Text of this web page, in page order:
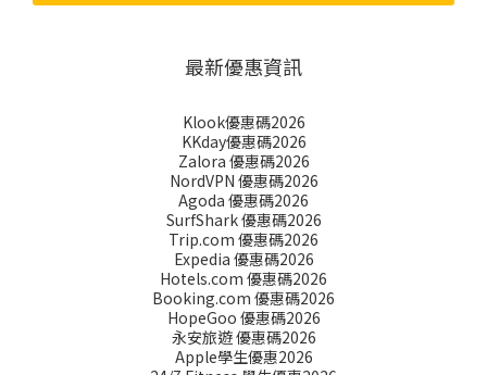
最新優惠資訊
Klook優惠碼2026
KKday優惠碼2026
Zalora 優惠碼2026
NordVPN 優惠碼2026
Agoda 優惠碼2026
SurfShark 優惠碼2026
Trip.com 優惠碼2026
Expedia 優惠碼2026
Hotels.com 優惠碼2026
Booking.com 優惠碼2026
HopeGoo 優惠碼2026
永安旅遊 優惠碼2026
Apple學生優惠2026